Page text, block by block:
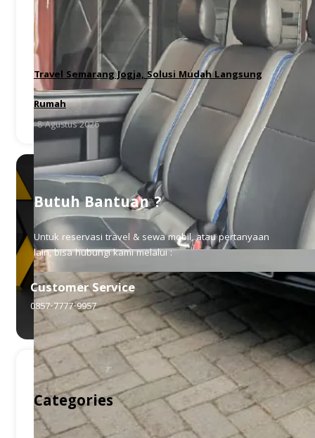
Travel Semarang Jogja, Solusi Mudah Langsung
Rumah
8 Agustus 2026
Butuh Bantuan ?
Untuk reservasi travel & sewa mobil, atau pertanyaan
lain, bisa hubungi kami melalui :
Customer Service
0857-7777-9957
Categories